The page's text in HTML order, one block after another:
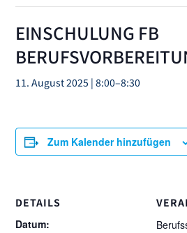
EINSCHULUNG FB
11. August 2025 | 8:00–8:30
Zum Kalender hinzufügen
DETAILS
Datum: